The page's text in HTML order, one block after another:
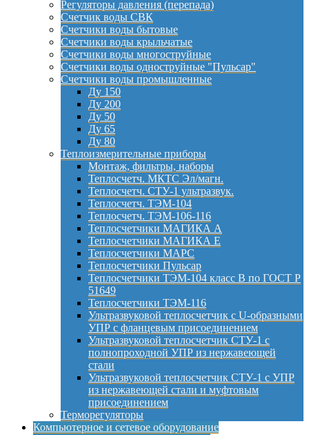
Регуляторы давления (перепада)
Счетчик воды СВК
Счетчики воды бытовые
Счетчики воды крыльчатые
Счетчики воды многоструйные
Счетчики воды одноструйные "Пульсар"
Счетчики воды промышленные
Ду 150
Ду 200
Ду 50
Ду 65
Ду 80
Теплоизмерительные приборы
Монтаж, фильтры, наборы
Теплосчетч. МКТС Эл/магн.
Теплосчетч. СТУ-1 ультразвук.
Теплосчетч. ТЭМ-104
Теплосчетч. ТЭМ-106-116
Теплосчетчики МАГИКА А
Теплосчетчики МАГИКА Е
Теплосчетчики МАРС
Теплосчетчики Пульсар
Теплосчетчики ТЭМ-104 класс B по ГОСТ Р
51649
Теплосчетчики ТЭМ-116
Ультразвуковой теплосчетчик с U-образными
УПР с фланцевым присоединением
Ультразвуковой теплосчетчик СТУ-1 с
полнопроходной УПР из нержавеющей
стали
Ультразвуковой теплосчетчик СТУ-1 с УПР
из нержавеющей стали и муфтовым
присоединением
Терморегуляторы
Компьютерное и сетевое оборудование